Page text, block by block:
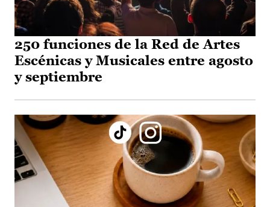
250 funciones de la Red de Artes
Escénicas y Musicales entre agosto
y septiembre